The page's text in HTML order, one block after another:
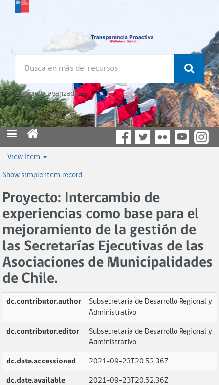
Búsqueda avanzada >>
View Item
Show simple item record
Proyecto: Intercambio de
experiencias como base para el
mejoramiento de la gestión de
las Secretarías Ejecutivas de las
Asociaciones de Municipalidades
de Chile.
dc.contributor.author
Subsecretaría de Desarrollo Regional y
Administrativo
dc.contributor.editor
Subsecretaría de Desarrollo Regional y
Administrativo
dc.date.accessioned 2021-09-23T20:52:36Z
dc.date.available 2021-09-23T20:52:36Z